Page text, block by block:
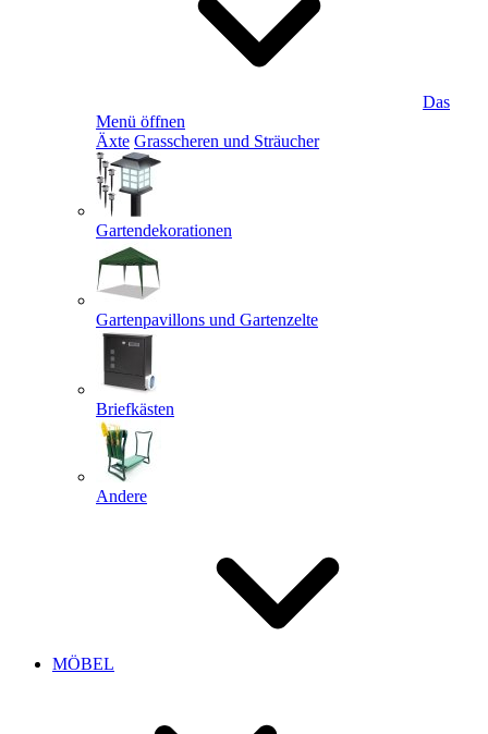
Das
Menü öffnen
Äxte Grasscheren und Sträucher
Gartendekorationen
Gartenpavillons und Gartenzelte
Briefkästen
Andere
MÖBEL